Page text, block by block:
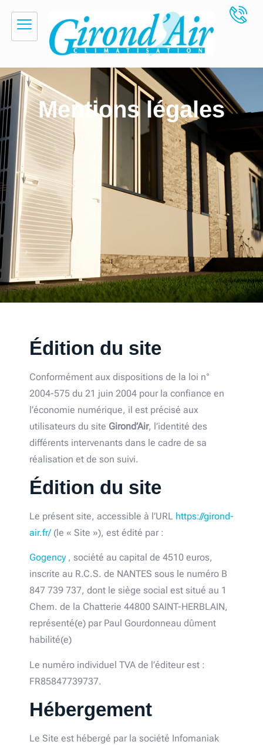
Mentions légales
Édition du site
Conformément aux dispositions de la loi n°
2004-575 du 21 juin 2004 pour la confiance en
l’économie numérique, il est précisé aux
utilisateurs du site Girond’Air, l’identité des
différents intervenants dans le cadre de sa
réalisation et de son suivi.
Édition du site
Le présent site, accessible à l’URL https://girond-
air.fr/(le « Site »), est édité par :
Gogency, société au capital de 4510 euros,
inscrite au R.C.S. de NANTES sous le numéro B
847 739 737, dont le siège social est situé au 1
Chem. de la Chatterie 44800 SAINT-HERBLAIN,
représenté(e) par Paul Gourdonneau dûment
habilité(e)
Le numéro individuel TVA de l’éditeur est :
FR85847739737.
Hébergement
Le Site est hébergé par la société Infomaniak